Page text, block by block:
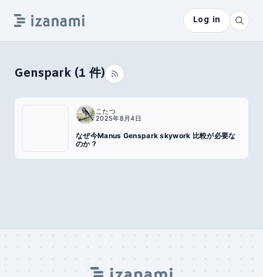
Log in
Genspark (1 件)
こたつ
2025年8月4日
なぜ今Manus Genspark skywork 比較が必要な
のか？